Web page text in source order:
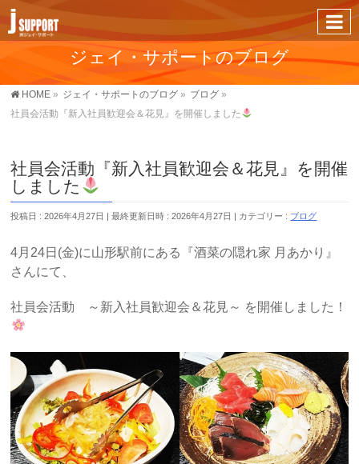
ジェイ・サポートのブログ
HOME » ジェイ・サポートのブログ » ブログ »
社員会活動『新入社員歓迎会＆花見』を開催しました
社員会活動『新入社員歓迎会＆花見』を開催
しました
投稿日 : 2026年4月27日 最終更新日時 : 2026年4月27日 カテゴリー : ブログ
4月24日(金)に山形駅前にある『酒菜の隠れ家 月あかり』
さんにて、
社員会活動 ～新入社員歓迎会＆花見～ を開催しました！